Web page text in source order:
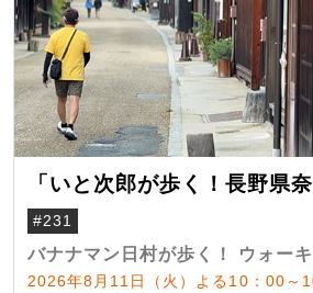
「いと次郎が歩く！長野県
#231
バナナマン日村が歩く！ ウォー
2026年8月11日（火）よる10：00～